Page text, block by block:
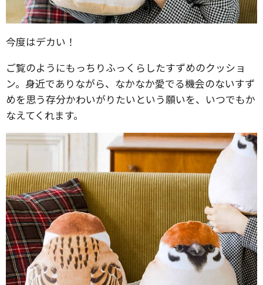
今度はデカい！
ご覧のようにもっちりふっくらしたすずめのクッショ
ン。身近でありながら、なかなか愛でる機会のないすず
めを思う存分かわいがりたいという願いを、いつでもか
なえてくれます。